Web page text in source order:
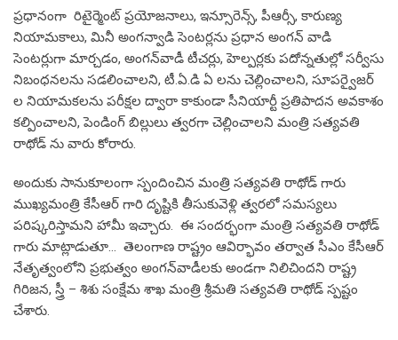
ప్రధానంగా రిటైర్మెంట్‌ ప్రయోజనాలు, ఇన్సూరెన్స్, పీఆర్సీ, కారుణ్య
నియామకాలు, మినీ అంగన్వాడి సెంటర్లను ప్రధాన అంగన్ వాడి
సెంటర్లుగా మార్చడం, అంగన్‌వాడీ టీచర్లు, హెల్పర్లకు పదోన్నతుల్లో సర్వీసు
నిబంధనలను సడలించాలని, టీ.ఏ.డి ఏ లను చెల్లించాలని, సూపర్వైజర్
ల నియామకలను పరీక్షల ద్వారా కాకుండా సీనియార్టీ ప్రతిపాదన అవకాశం
కల్పించాలని, పెండింగ్‌ బిల్లులు త్వరగా చెల్లించాలని మంత్రి సత్యవతి
రాథోడ్ ను వారు కోరారు.
అందుకు సానుకూలంగా స్పందించిన మంత్రి సత్యవతి రాథోడ్ గారు
ముఖ్యమంత్రి కేసీఆర్ గారి దృష్టికి తీసుకువెళ్లి త్వరలో సమస్యలు
పరిష్కరిస్తామని హామీ ఇచ్చారు. ఈ సందర్భంగా మంత్రి సత్యవతి రాథోడ్
గారు మాట్లాడుతూ… తెలంగాణ రాష్ట్రం ఆవిర్భావం తర్వాత సీఎం కేసీఆర్‌
నేతృత్వంలోని ప్రభుత్వం అంగన్‌వాడీలకు అండగా నిలిచిందని రాష్ట్ర
గిరిజన, స్త్రీ – శిశు సంక్షేమ శాఖ మంత్రి శ్రీమతి సత్యవతి రాథోడ్ స్పష్టం
చేశారు.